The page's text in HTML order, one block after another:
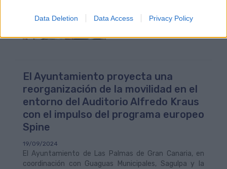
Data Deletion Data Access Privacy Policy
El Ayuntamiento proyecta una
reorganización de la movilidad en el
entorno del Auditorio Alfredo Kraus
con el impulso del programa europeo
Spine
19/09/2024
El Ayuntamiento de Las Palmas de Gran Canaria, en
coordinación con Guaguas Municipales, Sagulpa y la